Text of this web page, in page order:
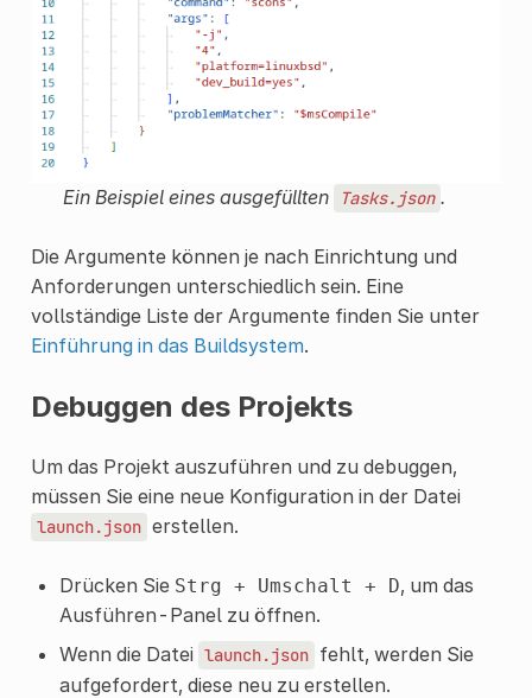
Ein Beispiel eines ausgefüllten Tasks.json .
Die Argumente können je nach Einrichtung und
Anforderungen unterschiedlich sein. Eine
vollständige Liste der Argumente finden Sie unter
Einführung in das Buildsystem.
Debuggen des Projekts
Um das Projekt auszuführen und zu debuggen,
müssen Sie eine neue Konfiguration in der Datei
launch.json erstellen.
Drücken Sie Strg + Umschalt + D, um das
Ausführen-Panel zu öffnen.
Wenn die Datei launch.json fehlt, werden Sie
aufgefordert, diese neu zu erstellen.